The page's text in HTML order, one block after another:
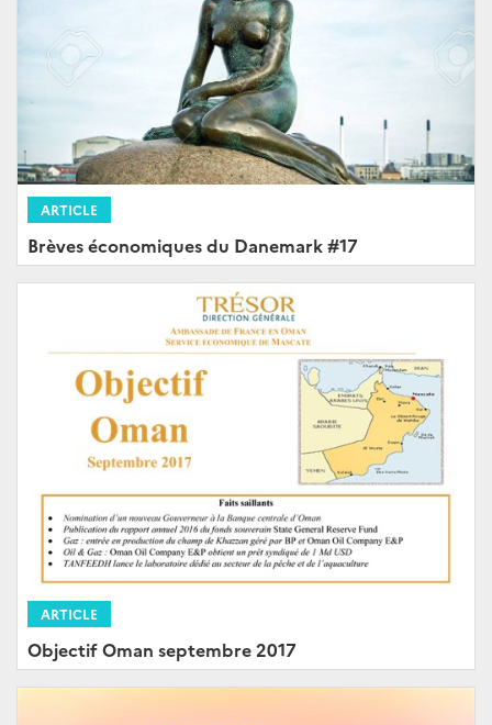
ARTICLE
Brèves économiques du Danemark #17
ARTICLE
Objectif Oman septembre 2017